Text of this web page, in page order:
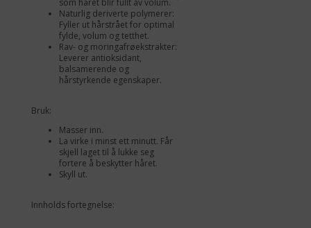
som håret blir fullt av volum.
Naturlig deriverte polymerer:
Fyller ut hårstrået for optimal
fylde, volum og tetthet.
Rav- og moringafrøekstrakter:
Leverer antioksidant,
balsamerende og
hårstyrkende egenskaper.
Bruk:
Masser inn.
La virke i minst ett minutt. Får
skjell laget til å lukke seg
fortere å beskytter håret.
Skyll ut.
Innholds fortegnelse: